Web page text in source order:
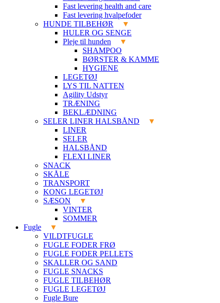
Fast levering health and care
Fast levering hvalpefoder
HUNDE TILBEHØR
HULER OG SENGE
Pleje til hunden
SHAMPOO
BØRSTER & KAMME
HYGIENE
LEGETØJ
LYS TIL NATTEN
Agility Udstyr
TRÆNING
BEKLÆDNING
SELER LINER HALSBÅND
LINER
SELER
HALSBÅND
FLEXI LINER
SNACK
SKÅLE
TRANSPORT
KONG LEGETØJ
SÆSON
VINTER
SOMMER
Fugle
VILDTFUGLE
FUGLE FODER FRØ
FUGLE FODER PELLETS
SKALLER OG SAND
FUGLE SNACKS
FUGLE TILBEHØR
FUGLE LEGETØJ
Fugle Bure